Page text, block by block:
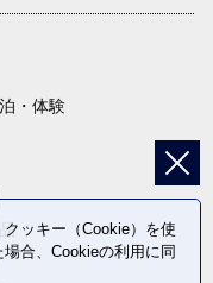
・体験
ッキー（Cookie）を使
合、Cookieの利用に同